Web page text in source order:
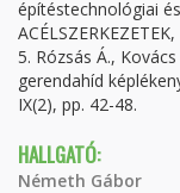
építéstechnológiai
5. Rózsás Á.,
gerendahíd
IX(2), pp. 42-48.
HALLGATÓ:
Németh Gábor